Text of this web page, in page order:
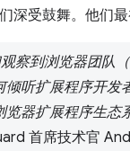
深受鼓舞。他们
察到浏览器团队
倾听扩展程序开
览器扩展程序生
首席技术官